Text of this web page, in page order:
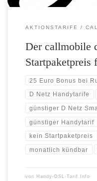
AKTIONSTARIFE
Der callmobile
25 Euro Bonus bei
D Netz Handytarife
günstiger D Netz
günstiger Handytarif
kein Startpaketpreis
monatlich kündbar
von Handy-DSL-Tarif.Info